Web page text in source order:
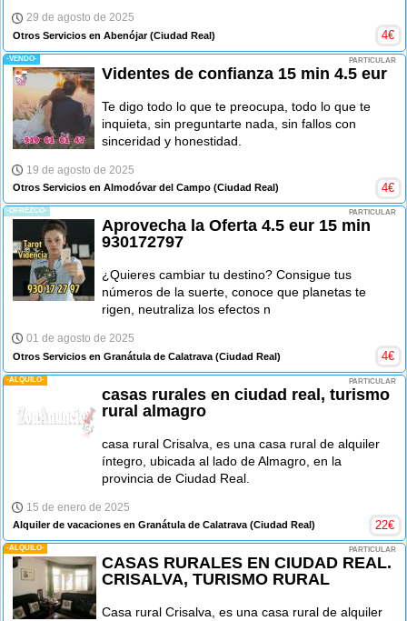
29 de agosto de 2025
Otros Servicios en Abenójar(Ciudad Real) 4€
-VENDO- PARTICULAR
Videntes de confianza 15 min 4.5 eur
Te digo todo lo que te preocupa, todo lo que te
inquieta, sin preguntarte nada, sin fallos con
sinceridad y honestidad.
19 de agosto de 2025
Otros Servicios en Almodóvar del Campo (Ciudad Real) 4€
-OFREZCO- PARTICULAR
Aprovecha la Oferta 4.5 eur 15 min
930172797
¿Quieres cambiar tu destino? Consigue tus
números de la suerte, conoce que planetas te
rigen, neutraliza los efectos n
01 de agosto de 2025
Otros Servicios en Granátula de Calatrava (Ciudad Real) 4€
-ALQUILO- PARTICULAR
casas rurales en ciudad real, turismo
rural almagro
casa rural Crisalva, es una casa rural de alquiler
íntegro, ubicada al lado de Almagro, en la
provincia de Ciudad Real.
15 de enero de 2025
Alquiler de vacaciones en Granátula de Calatrava (Ciudad Real) 22€
-ALQUILO- PARTICULAR
CASAS RURALES EN CIUDAD REAL.
CRISALVA, TURISMO RURAL
Casa rural Crisalva, es una casa rural de alquiler